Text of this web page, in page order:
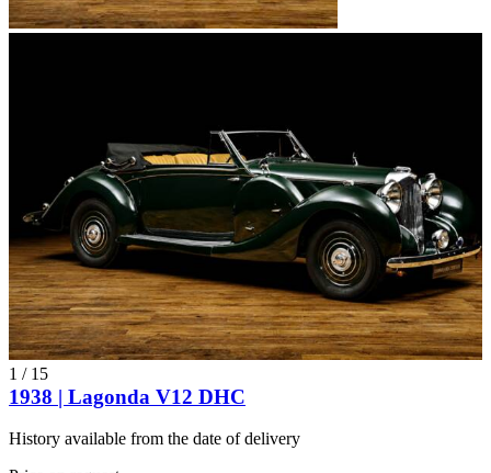
1 / 15
1938 | Lagonda V12 DHC
History available from the date of delivery